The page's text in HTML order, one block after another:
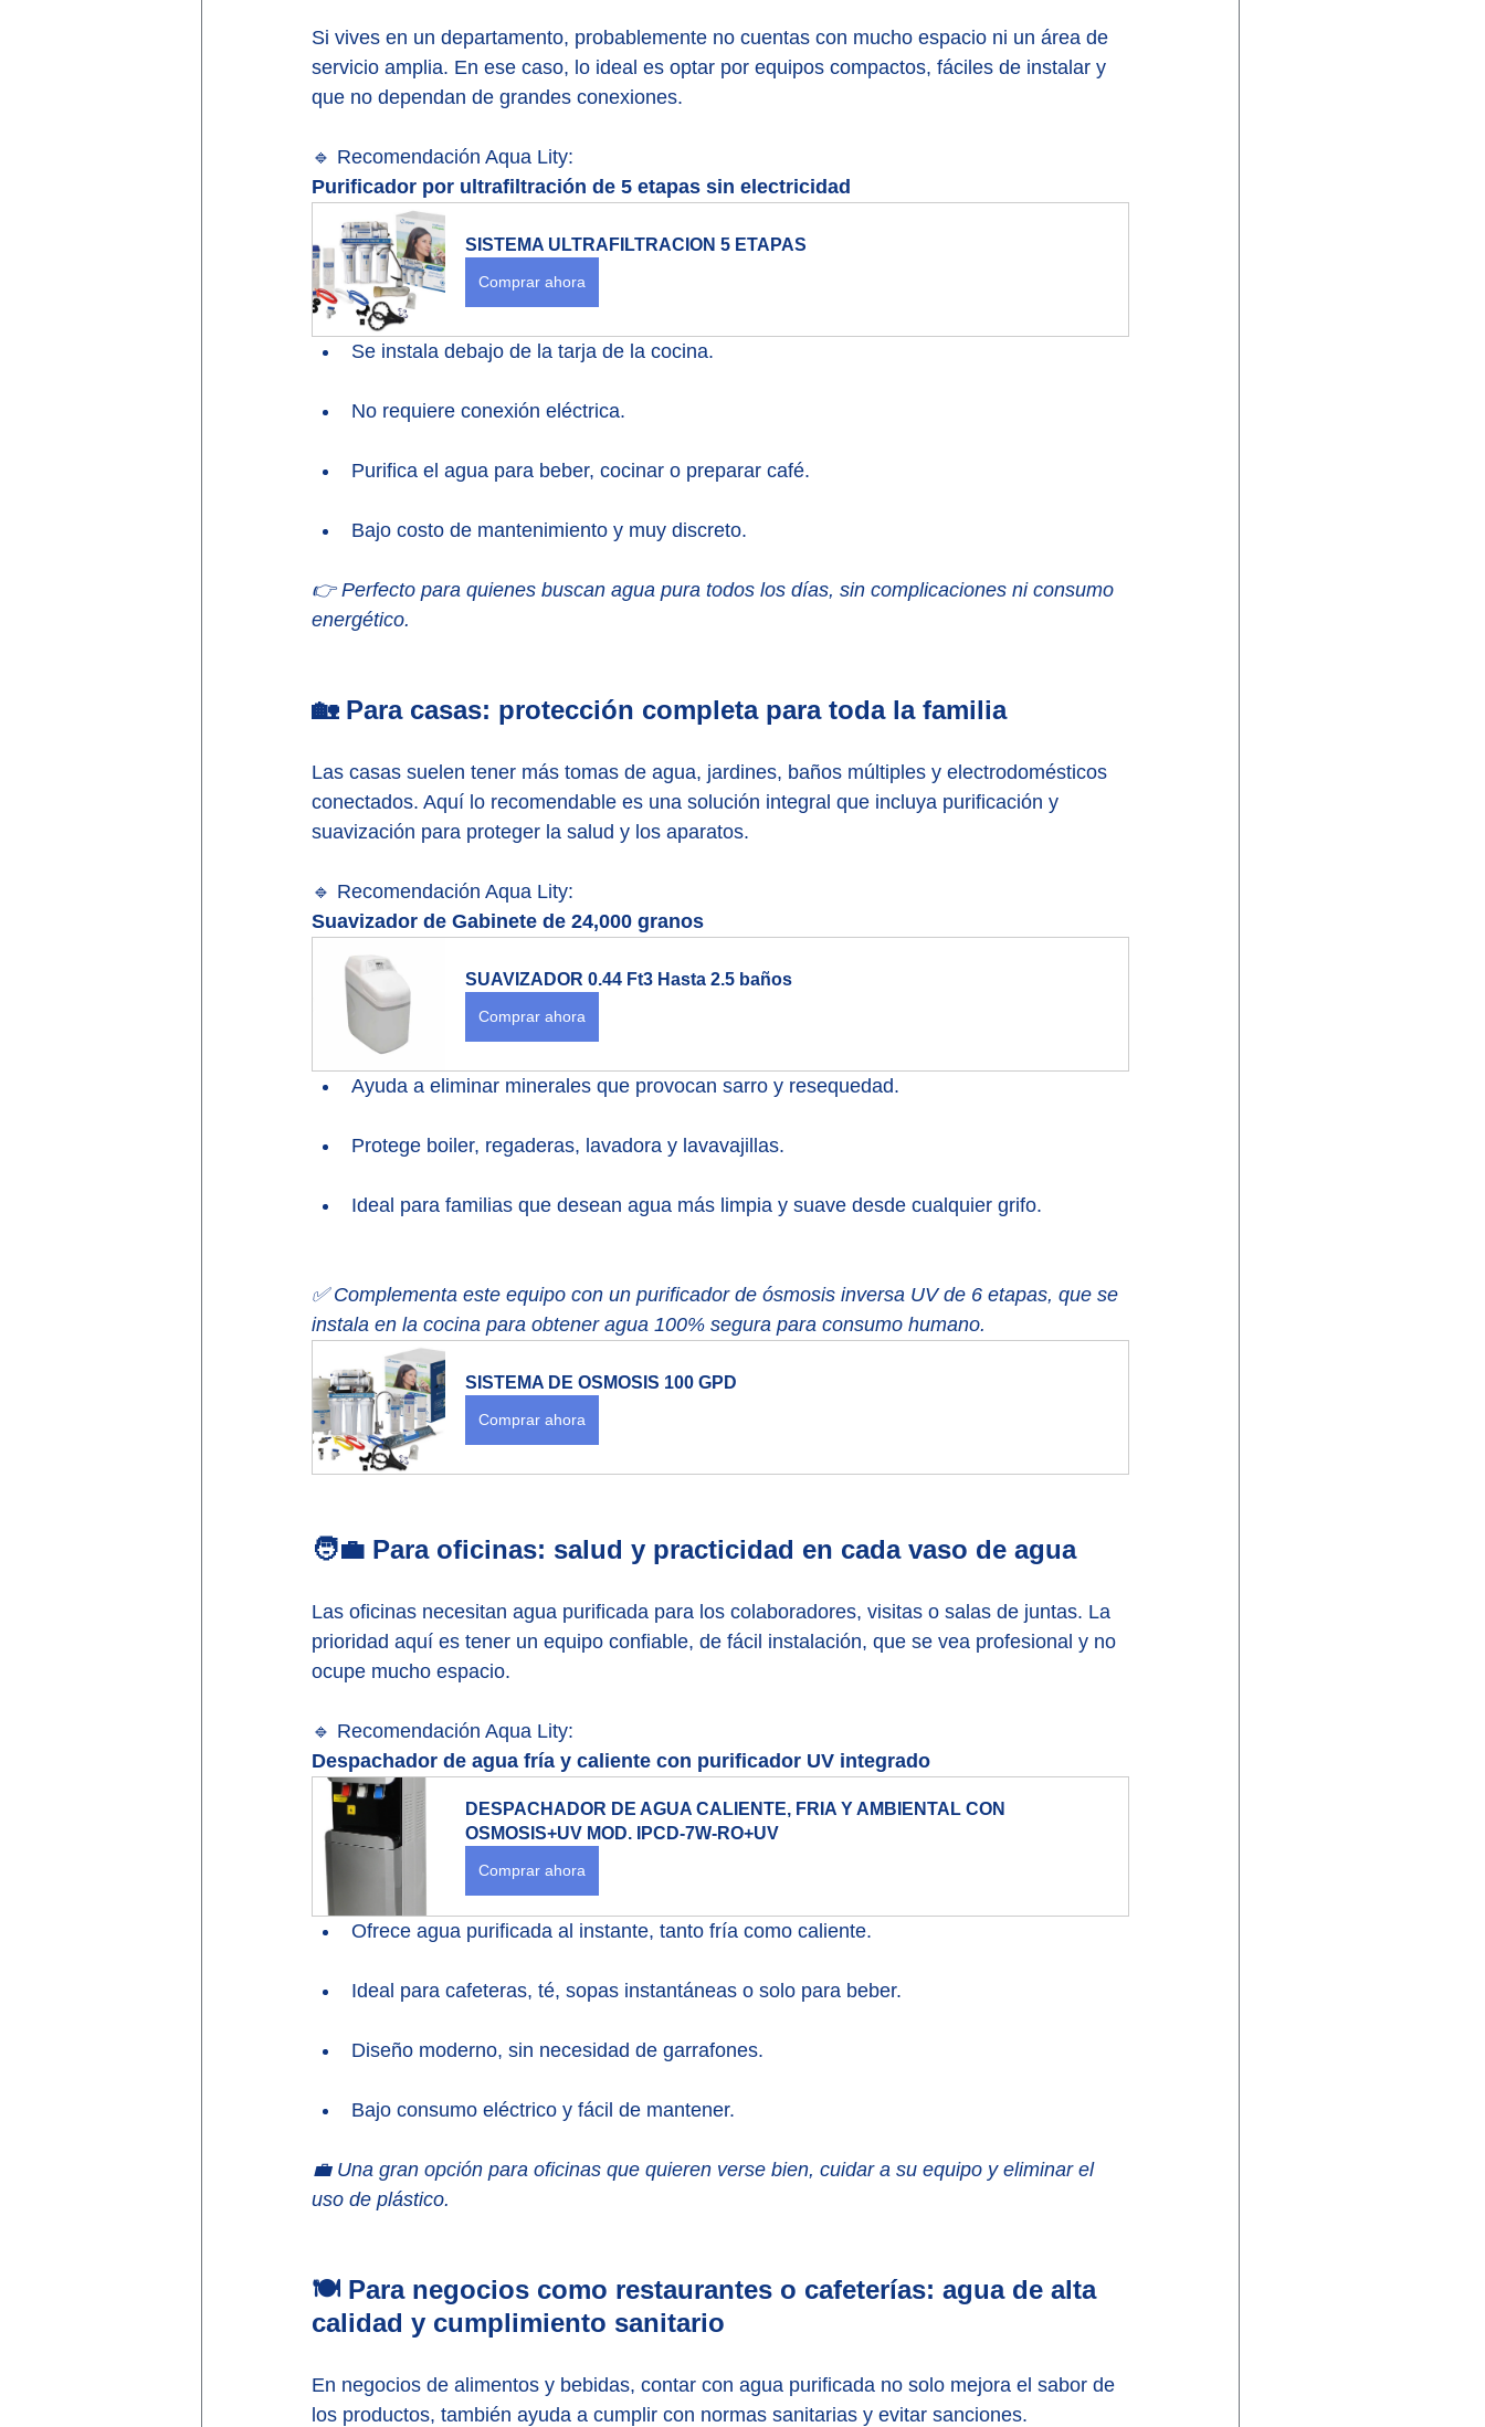
Si vives en un departamento, probablemente no cuentas con mucho espacio ni un área de
servicio amplia. En ese caso, lo ideal es optar por equipos compactos, fáciles de instalar y
que no dependan de grandes conexiones.
🔹 Recomendación Aqua Lity:
Purificador por ultrafiltración de 5 etapas sin electricidad
SISTEMA ULTRAFILTRACION 5 ETAPAS
Comprar ahora
Se instala debajo de la tarja de la cocina.
No requiere conexión eléctrica.
Purifica el agua para beber, cocinar o preparar café.
Bajo costo de mantenimiento y muy discreto.
👉 Perfecto para quienes buscan agua pura todos los días, sin complicaciones ni consumo
energético.
🏡 Para casas: protección completa para toda la familia
Las casas suelen tener más tomas de agua, jardines, baños múltiples y electrodomésticos
conectados. Aquí lo recomendable es una solución integral que incluya purificación y
suavización para proteger la salud y los aparatos.
🔹 Recomendación Aqua Lity:
Suavizador de Gabinete de 24,000 granos
SUAVIZADOR 0.44 Ft3 Hasta 2.5 baños
Comprar ahora
Ayuda a eliminar minerales que provocan sarro y resequedad.
Protege boiler, regaderas, lavadora y lavavajillas.
Ideal para familias que desean agua más limpia y suave desde cualquier grifo.
✅ Complementa este equipo con un purificador de ósmosis inversa UV de 6 etapas, que se
instala en la cocina para obtener agua 100% segura para consumo humano.
SISTEMA DE OSMOSIS 100 GPD
Comprar ahora
🧑‍💼 Para oficinas: salud y practicidad en cada vaso de agua
Las oficinas necesitan agua purificada para los colaboradores, visitas o salas de juntas. La
prioridad aquí es tener un equipo confiable, de fácil instalación, que se vea profesional y no
ocupe mucho espacio.
🔹 Recomendación Aqua Lity:
Despachador de agua fría y caliente con purificador UV integrado
DESPACHADOR DE AGUA CALIENTE, FRIA Y AMBIENTAL CON
OSMOSIS+UV MOD. IPCD-7W-RO+UV
Comprar ahora
Ofrece agua purificada al instante, tanto fría como caliente.
Ideal para cafeteras, té, sopas instantáneas o solo para beber.
Diseño moderno, sin necesidad de garrafones.
Bajo consumo eléctrico y fácil de mantener.
💼 Una gran opción para oficinas que quieren verse bien, cuidar a su equipo y eliminar el
uso de plástico.
🍽️ Para negocios como restaurantes o cafeterías: agua de alta
calidad y cumplimiento sanitario
En negocios de alimentos y bebidas, contar con agua purificada no solo mejora el sabor de
los productos, también ayuda a cumplir con normas sanitarias y evitar sanciones.